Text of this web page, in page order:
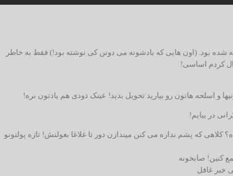
باشگاه سیب نوشته شده بود. (اون هایی که یادشونه می دونن کی نوشته بود!) فقط به خاطر
کردم اساسی!
و اسلحه هاتون رو بیارید تحویل بدید! عینک دودی هم یادتون نره!
در بیایم!
که پشم نداره می کنن میندازن دور تا غلاغا بغولنش! تازه پولتونو
کنین! صابخونه
خبر غافل